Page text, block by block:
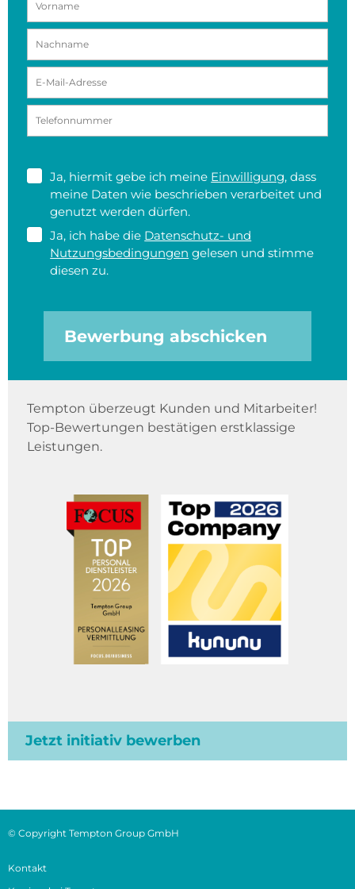
Ja, hiermit gebe ich meine Einwilligung, dass
meine Daten wie beschrieben verarbeitet und
genutzt werden dürfen.
Ja, ich habe die Datenschutz- und
Nutzungsbedingungen gelesen und stimme
diesen zu.
Bewerbung abschicken
Tempton überzeugt Kunden und Mitarbeiter!
Top-Bewertungen bestätigen erstklassige
Leistungen.
Jetzt initiativ bewerben
© Copyright Tempton Group GmbH
Kontakt